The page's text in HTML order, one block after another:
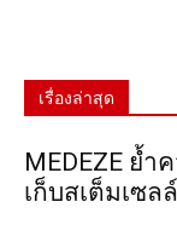
เรื่องล่าสุด
MEDEZE ย้
เก็บสเต็มเซลล์